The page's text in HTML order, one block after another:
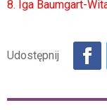
8. Iga Baumgart-